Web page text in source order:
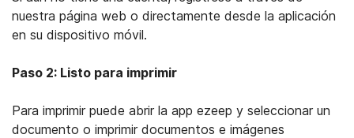
nuestra página web o directamente desde la aplicación
en su dispositivo móvil.
Paso 2: Listo para imprimir
Para imprimir puede abrir la app ezeep y seleccionar un
documento o imprimir documentos e imágenes